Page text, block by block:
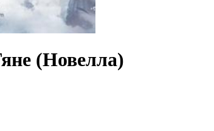
(Новелла)